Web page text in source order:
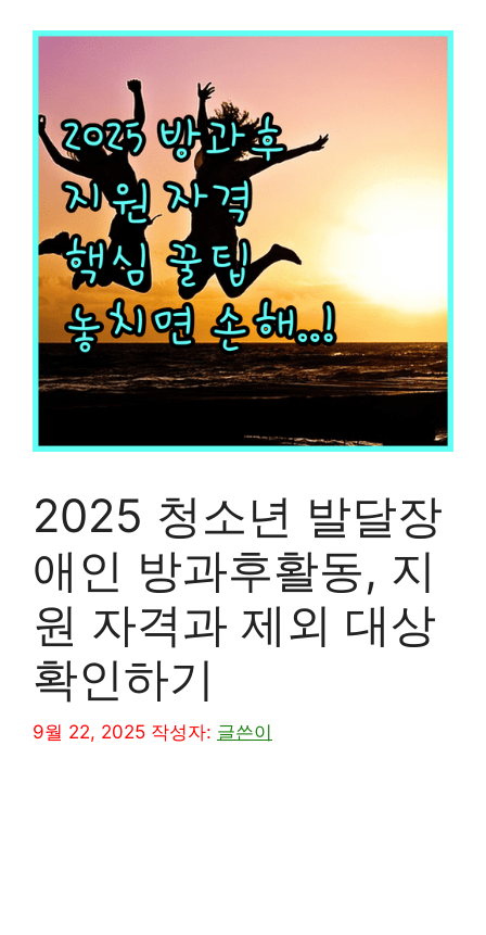
2025 청소년 발달장
애인 방과후활동, 지
원 자격과 제외 대상
확인하기
9월 22, 2025 작성자: 글쓴이